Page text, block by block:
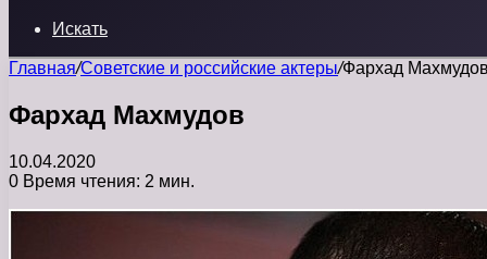
Искать
Главная/Советские и российские актеры/Фархад
Фархад Махмудов
10.04.2020
0 Время чтения: 2 мин.